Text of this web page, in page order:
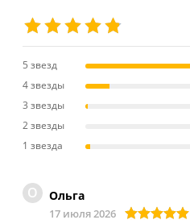
5 звезд
4 звезды
3 звезды
2 звезды
1 звезда
О Ольга
17 июля 2026